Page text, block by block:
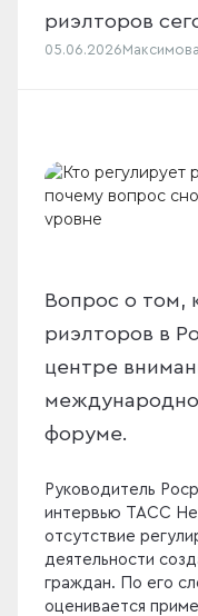
риэлторов
05.06.2026
Вопрос о том,
риэлторов в
центре
форуме.
Руководитель
интервью ТАСС
отсутствие
деятельности
граждан. По его
оценивается